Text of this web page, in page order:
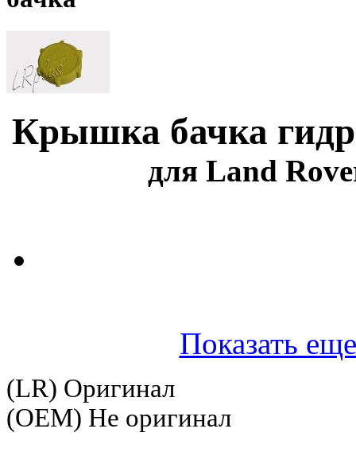
Крышка бачка
для Land
Показать
(LR) Оригинал
(OEM) Не оригинал